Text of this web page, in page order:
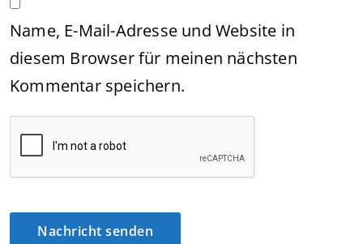
Name, E-Mail-Adresse und Website in
diesem Browser für meinen nächsten
Kommentar speichern.